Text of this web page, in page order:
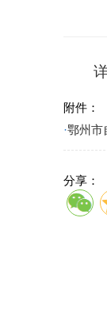
详
附件：
·鄂州市
分享：